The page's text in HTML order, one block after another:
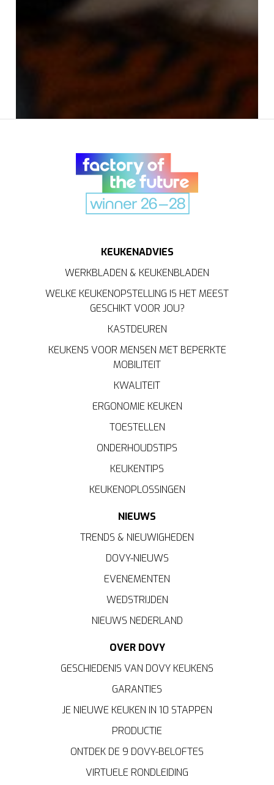
KEUKENADVIES
WERKBLADEN & KEUKENBLADEN
WELKE KEUKENOPSTELLING IS HET MEEST
GESCHIKT VOOR JOU?
KASTDEUREN
KEUKENS VOOR MENSEN MET BEPERKTE
MOBILITEIT
KWALITEIT
ERGONOMIE KEUKEN
TOESTELLEN
ONDERHOUDSTIPS
KEUKENTIPS
KEUKENOPLOSSINGEN
NIEUWS
TRENDS & NIEUWIGHEDEN
DOVY-NIEUWS
EVENEMENTEN
WEDSTRIJDEN
NIEUWS NEDERLAND
OVER DOVY
GESCHIEDENIS VAN DOVY KEUKENS
GARANTIES
JE NIEUWE KEUKEN IN 10 STAPPEN
PRODUCTIE
ONTDEK DE 9 DOVY-BELOFTES
VIRTUELE RONDLEIDING